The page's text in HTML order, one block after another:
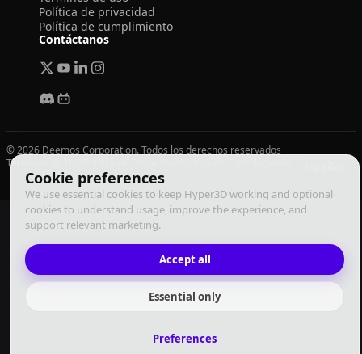
Cookie preferences
We use essential cookies to keep Hyper3D working and optional
cookies to understand usage, improve the experience, and
support relevant marketing.
Accept all
Essential only
Preferences
Política de privacidad
Política de cumplimiento
Contáctanos
© 2026 Deemos Corporation. Todos los derechos reservados
Términos de Uso